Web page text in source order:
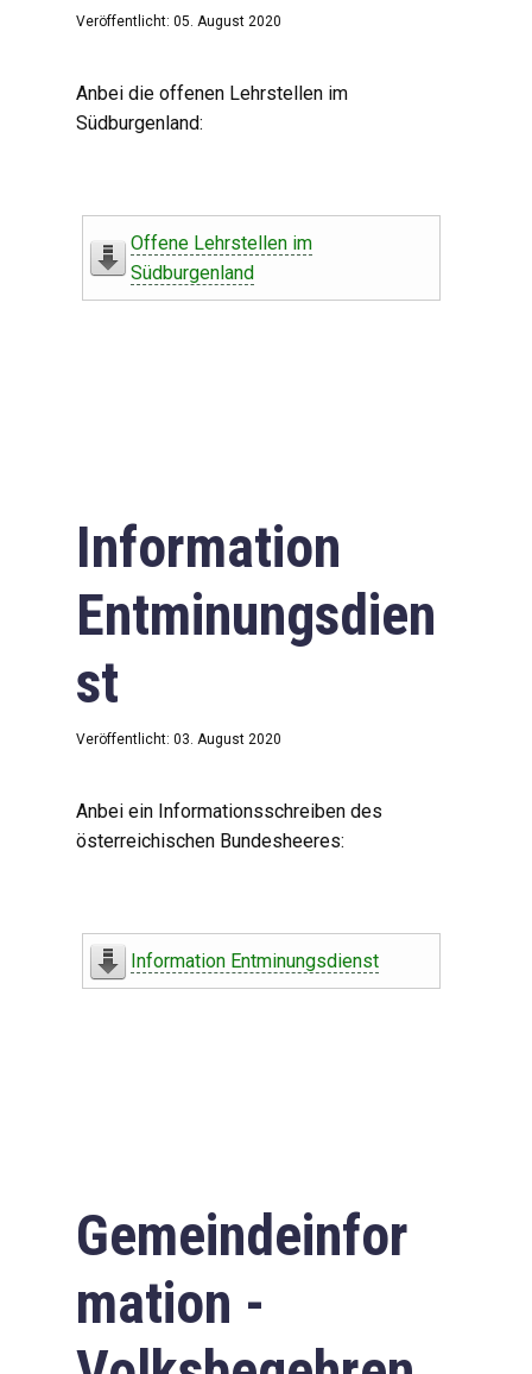
Veröffentlicht: 05. August 2020
Anbei die offenen Lehrstellen im
Südburgenland:
Offene Lehrstellen im
Südburgenland
Information
Entminungsdien
st
Veröffentlicht: 03. August 2020
Anbei ein Informationsschreiben des
österreichischen Bundesheeres:
Information Entminungsdienst
Gemeindeinfor
mation -